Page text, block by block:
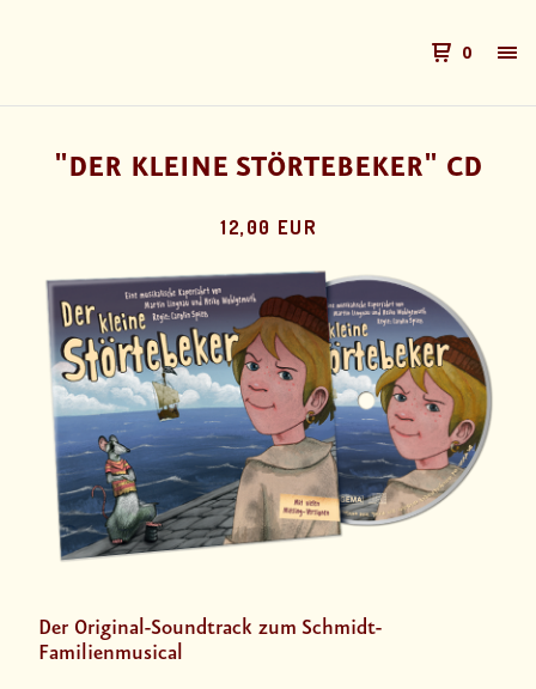
0
"DER KLEINE STÖRTEBEKER" CD
12,00 EUR
Der Original-Soundtrack zum Schmidt-
Familienmusical